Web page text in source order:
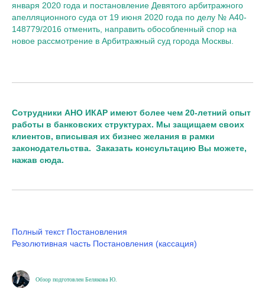
января 2020 года и постановление Девятого арбитражного
апелляционного суда от 19 июня 2020 года по делу № А40-
148779/2016 отменить, направить обособленный спор на
новое рассмотрение в Арбитражный суд города Москвы.
Сотрудники АНО ИКАР имеют более чем 20-летний опыт
работы в банковских структурах. Мы защищаем своих
клиентов, вписывая их бизнес желания в рамки
законодательства. Заказать консультацию Вы можете,
нажав сюда.
Полный текст Постановления
Резолютивная часть Постановления (кассация)
Обзор подготовлен Белякова Ю.